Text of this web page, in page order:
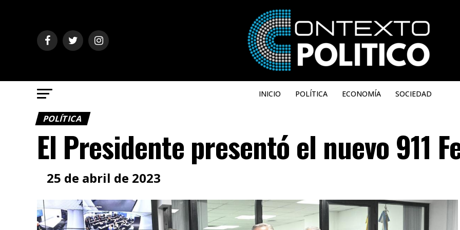
INICIO POLÍTICA ECONOMÍA SOCIEDAD
POLÍTICA
El Presidente presentó el nuevo 911
25 de abril de 2023